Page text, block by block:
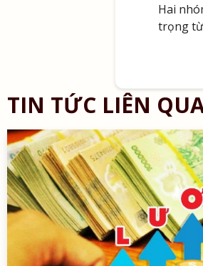
Hai
trọng
TIN TỨC LIÊN